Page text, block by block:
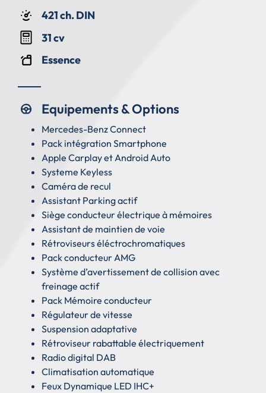
421 ch. DIN
31 cv
Essence
Equipements & Options
Mercedes-Benz Connect
Pack intégration Smartphone
Apple Carplay et Android Auto
Systeme Keyless
Caméra de recul
Assistant Parking actif
Siège conducteur électrique à mémoires
Assistant de maintien de voie
Rétroviseurs éléctrochromatiques
Pack conducteur AMG
Système d’avertissement de collision avec
freinage actif
Pack Mémoire conducteur
Régulateur de vitesse
Suspension adaptative
Rétroviseur rabattable électriquement
Radio digital DAB
Climatisation automatique
Feux Dynamique LED IHC+